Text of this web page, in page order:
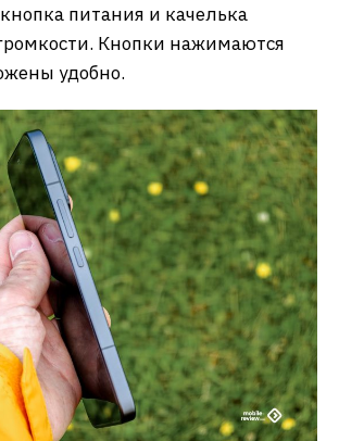
питания и качелька
Кнопки нажимаются
удобно.